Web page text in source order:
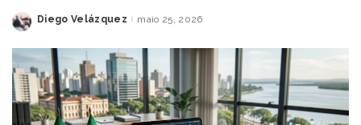
Posted
Diego Velázquez maio 25, 2026